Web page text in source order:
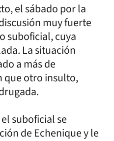
el sábado por la
muy fuerte
suboficial, cuya
La situación
a más de
que otro insulto,
suboficial se
de Echenique y le